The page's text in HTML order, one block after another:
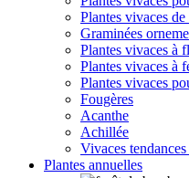
Plantes vivaces
Graminées
Plantes vivaces à
Plantes vivaces à
Plantes vivaces
Fougères
Acanthe
Achillée
Vivaces
Plantes annuelles